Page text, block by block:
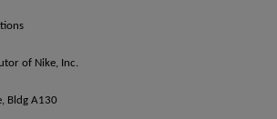
of Nike, Inc.
Bldg A130